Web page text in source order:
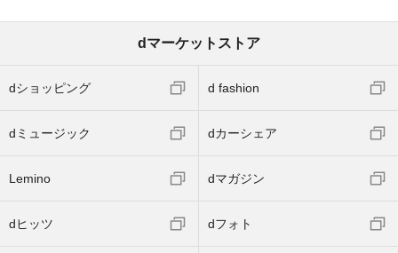
dマーケットストア
dショッピング d fashion
dミュージック dカーシェア
Lemino dマガジン
dヒッツ dフォト